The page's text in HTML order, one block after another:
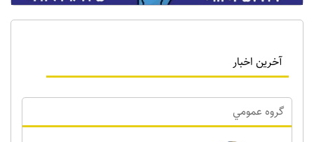
آخرین اخبار
گروه عمومي